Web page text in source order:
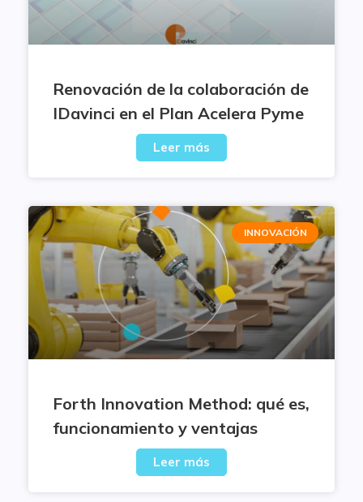
Renovación de la colaboración de
IDavinci en el Plan Acelera Pyme
Leer más
INNOVACIÓN
Forth Innovation Method: qué es,
funcionamiento y ventajas
Leer más